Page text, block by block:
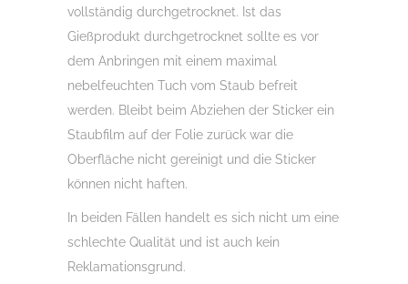
vollständig durchgetrocknet. Ist das
Gießprodukt durchgetrocknet sollte es vor
dem Anbringen mit einem maximal
nebelfeuchten Tuch vom Staub befreit
werden. Bleibt beim Abziehen der Sticker ein
Staubfilm auf der Folie zurück war die
Oberfläche nicht gereinigt und die Sticker
können nicht haften.
In beiden Fällen handelt es sich nicht um eine
schlechte Qualität und ist auch kein
Reklamationsgrund.